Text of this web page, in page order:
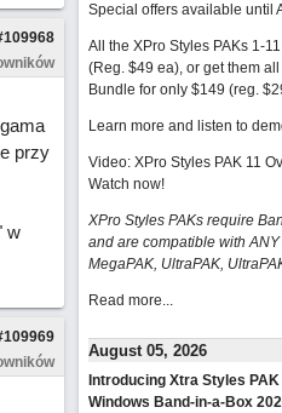
109968
przy
w
109969
Special offers available until
All the XPro Styles PAKs 1-
(Reg. $49 ea), or get them
Bundle for only $149 (reg.
Learn more and listen to
Video: XPro Styles PAK 11
Watch now!
XPro Styles PAKs require
and are compatible with
MegaPAK, UltraPAK,
Read more...
August 05, 2026
Introducing Xtra Styles
Windows Band-in-a-Box